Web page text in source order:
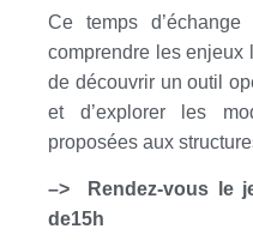
Ce temps
comprendre les enjeux
de découvrir un outil
et d’explorer les
proposées aux
–> Rendez-vous le
de15h